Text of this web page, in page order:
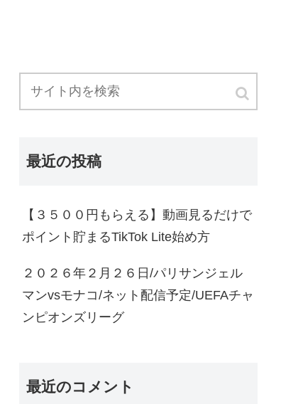
最近の投稿
【３５００円もらえる】動画見るだけで
ポイント貯まるTikTok Lite始め方
２０２６年２月２６日/パリサンジェル
マンvsモナコ/ネット配信予定/UEFAチャ
ンピオンズリーグ
最近のコメント